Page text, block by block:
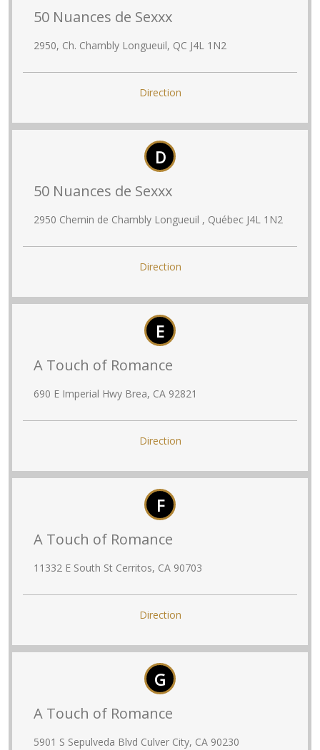
50 Nuances de Sexxx
2950, Ch. Chambly Longueuil, QC J4L 1N2
Direction
D
50 Nuances de Sexxx
2950 Chemin de Chambly Longueuil , Québec J4L 1N2
Direction
E
A Touch of Romance
690 E Imperial Hwy Brea, CA 92821
Direction
F
A Touch of Romance
11332 E South St Cerritos, CA 90703
Direction
G
A Touch of Romance
5901 S Sepulveda Blvd Culver City, CA 90230